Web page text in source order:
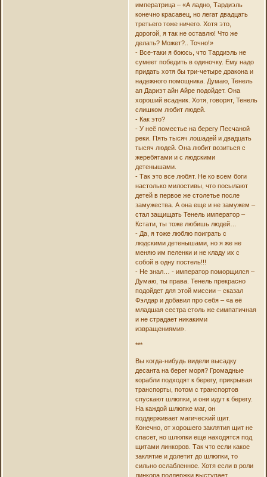
императрица – «А ладно, Тардиэль
конечно красавец, но легат двадцать
третьего тоже ничего. Хотя это,
дорогой, я так не оставлю! Что же
делать? Может?.. Точно!»
- Все-таки я боюсь, что Тардиэль не
сумеет победить в одиночку. Ему надо
придать хотя бы три-четыре дракона и
надежного помощника. Думаю, Тенель
ап Дариэт айн Айре подойдет. Она
хороший всадник. Хотя, говорят, Тенель
слишком любит людей.
- Как это?
- У неё поместье на берегу Песчаной
реки. Пять тысяч лошадей и двадцать
тысяч людей. Она любит возиться с
жеребятами и с людскими
детенышами.
- Так это все любят. Не ко всем боги
настолько милостивы, что посылают
детей в первое же столетье после
замужества. А она еще и не замужем –
стал защищать Тенель император –
Кстати, ты тоже любишь людей…
- Да, я тоже люблю поиграть с
людскими детенышами, но я же не
меняю им пеленки и не кладу их с
собой в одну постель!!!
- Не знал… - император поморщился –
Думаю, ты права. Тенель прекрасно
подойдет для этой миссии – сказал
Фэлдар и добавил про себя – «а её
младшая сестра столь же симпатичная
и не страдает никакими
извращениями».
***
Вы когда-нибудь видели высадку
десанта на берег моря? Громадные
корабли подходят к берегу, прикрывая
транспорты, потом с транспортов
спускают шлюпки, и они идут к берегу.
На каждой шлюпке маг, он
поддерживает магический щит.
Конечно, от хорошего заклятия щит не
спасет, но шлюпки еще находятся под
щитами линкоров. Так что если какое
заклятие и долетит до шлюпки, то
сильно ослабленное. Хотя если в роли
линкора поддержки выступает